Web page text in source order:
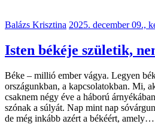
Balázs Krisztina 2025. december 09.,
Isten békéje születik,
Béke – millió ember vágya. Legyen
országunkban, a kapcsolatokban. Mi,
csaknem négy éve a háború
szónak a súlyát. Nap mint nap
de még inkább azért a békéért, amely…